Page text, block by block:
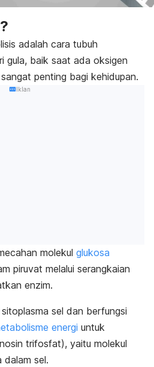
adalah cara tubuh
gula, baik saat ada oksigen
penting bagi kehidupan.
Iklan
molekul glukosa
piruvat melalui serangkaian
enzim.
sel dan berfungsi
energi untuk
trifosfat), yaitu molekul
dalam sel.